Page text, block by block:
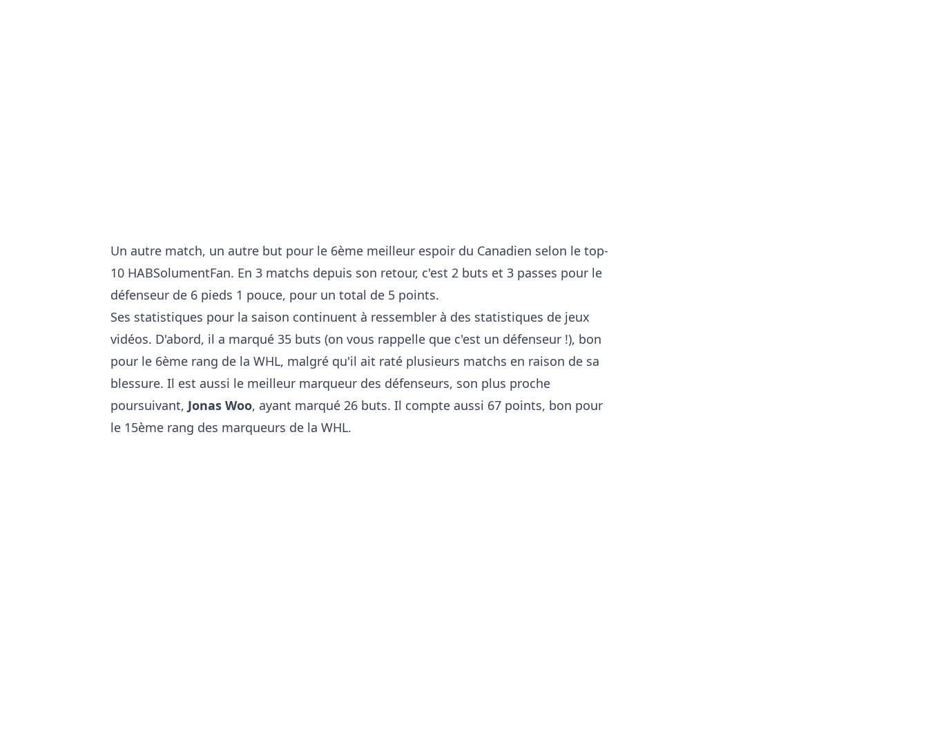
Un autre match, un autre but pour le 6ème meilleur espoir du Canadien selon le top-
10 HABSolumentFan. En 3 matchs depuis son retour, c'est 2 buts et 3 passes pour le
défenseur de 6 pieds 1 pouce, pour un total de 5 points.
Ses statistiques pour la saison continuent à ressembler à des statistiques de jeux
vidéos. D'abord, il a marqué 35 buts (on vous rappelle que c'est un défenseur !), bon
pour le 6ème rang de la WHL, malgré qu'il ait raté plusieurs matchs en raison de sa
blessure. Il est aussi le meilleur marqueur des défenseurs, son plus proche
poursuivant, Jonas Woo, ayant marqué 26 buts. Il compte aussi 67 points, bon pour
le 15ème rang des marqueurs de la WHL.